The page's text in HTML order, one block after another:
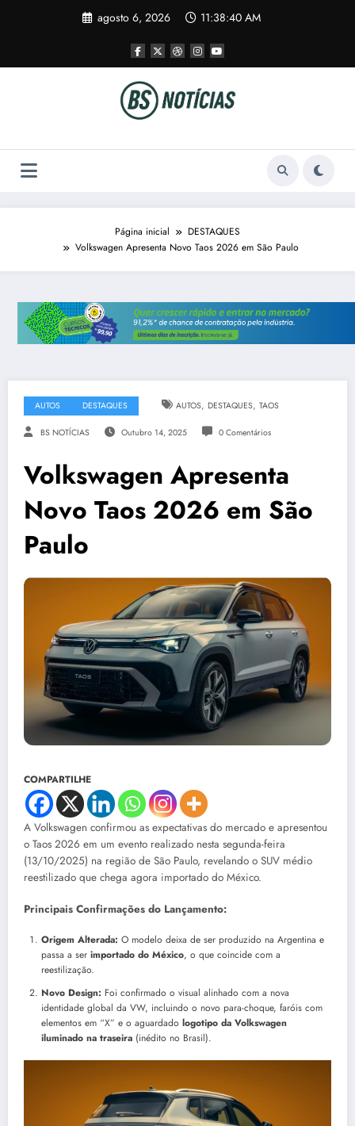
agosto 6, 2026 11:38:40 AM
Página inicial
DESTAQUES
Volkswagen Apresenta Novo Taos 2026 em São Paulo
AUTOS DESTAQUES AUTOS, DESTAQUES, TAOS
BS NOTÍCIAS Outubro 14, 2025 0 Comentários
Volkswagen Apresenta
Novo Taos 2026 em São
Paulo
COMPARTILHE
A Volkswagen confirmou as expectativas do mercado e apresentou
o Taos 2026 em um evento realizado nesta segunda-feira
(13/10/2025) na região de São Paulo, revelando o SUV médio
reestilizado que chega agora importado do México.
Principais Confirmações do Lançamento:
Origem Alterada: O modelo deixa de ser produzido na Argentina e
passa a ser importado do México, o que coincide com a
reestilização.
Novo Design: Foi confirmado o visual alinhado com a nova
identidade global da VW, incluindo o novo para-choque, faróis com
elementos em “X” e o aguardado logotipo da Volkswagen
iluminado na traseira (inédito no Brasil).